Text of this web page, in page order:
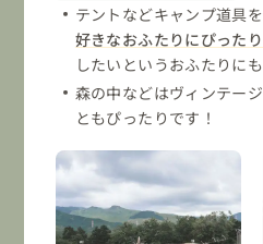
テントなどキャンプ道具
好きなおふたりにぴったり
したいというおふたりにも
森の中などはヴィンテー
ともぴったりです！